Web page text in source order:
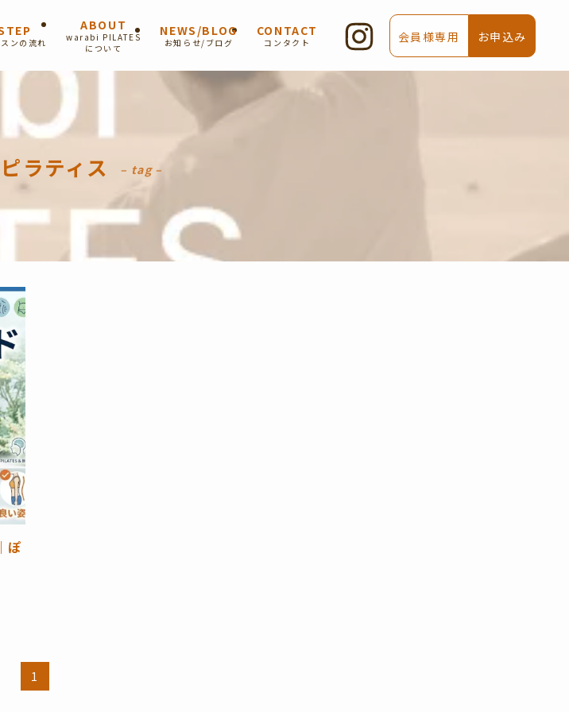
ンの流れ
ABOUT
warabi PILATES
について
NEWS/BLOG
お知らせ/ブログ
CONTACT
コンタクト 会員様専用 お申込み
ラティス – tag –
ぽ
1